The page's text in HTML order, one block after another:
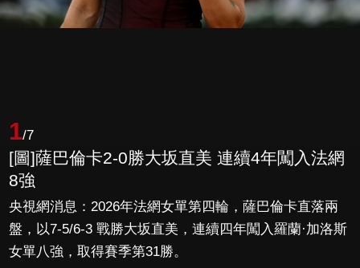
1/7
[圖]薩巴倫卡2-0勝大坂直美 連續4年闖入法網
8強
央視網消息：2026年法網女單第四輪，薩巴倫卡直落兩
盤，以7-5/6-3 戰勝大坂直美，連續四年闖入羅蘭·加洛斯
女單八強，取得賽季第31勝。